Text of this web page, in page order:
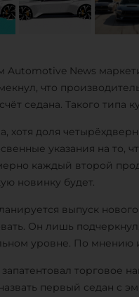
Automotive News
что
седана. Такого типа
хотя доля
указания на то,
каждый второй
новинку будет.
выпуск
Он лишь
уровне. По мнению
торговое
первый седан с